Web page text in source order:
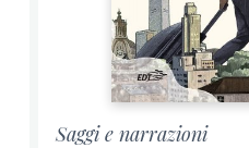
Saggi e narrazioni